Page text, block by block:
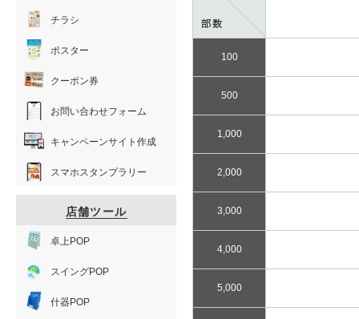
100
500
1,000
2,000
3,000
4,000
5,000
チラシ
ポスター
クーポン券
お問い合わせフォーム
キャンペーンサイト作成
スマホスタンプラリー
店舗ツール
卓上POP
スイングPOP
什器POP